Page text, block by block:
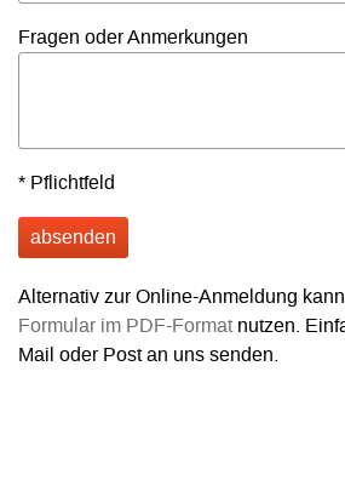
Fragen oder Anmerkungen
* Pflichtfeld
Alternativ zur Online-Anmeldung
Formular im PDF-Formatnutzen.
Mail oder Post an uns senden.